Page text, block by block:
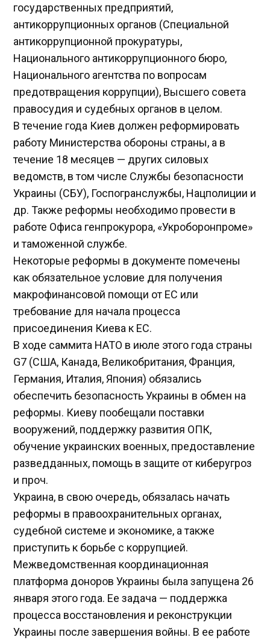
государственных предприятий,
антикоррупционных органов (Специальной
антикоррупционной прокуратуры,
Национального антикоррупционного бюро,
Национального агентства по вопросам
предотвращения коррупции), Высшего совета
правосудия и судебных органов в целом.
В течение года Киев должен реформировать
работу Министерства обороны страны, а в
течение 18 месяцев — других силовых
ведомств, в том числе Службы безопасности
Украины (СБУ), Госпогранслужбы, Нацполиции и
др. Также реформы необходимо провести в
работе Офиса генпрокурора, «Укроборонпроме»
и таможенной службе.
Некоторые реформы в документе помечены
как обязательное условие для получения
макрофинансовой помощи от ЕС или
требование для начала процесса
присоединения Киева к ЕС.
В ходе саммита НАТО в июле этого года страны
G7 (США, Канада, Великобритания, Франция,
Германия, Италия, Япония) обязались
обеспечить безопасность Украины в обмен на
реформы. Киеву пообещали поставки
вооружений, поддержку развития ОПК,
обучение украинских военных, предоставление
разведданных, помощь в защите от киберугроз
и проч.
Украина, в свою очередь, обязалась начать
реформы в правоохранительных органах,
судебной системе и экономике, а также
приступить к борьбе с коррупцией.
Межведомственная координационная
платформа доноров Украины была запущена 26
января этого года. Ее задача — поддержка
процесса восстановления и реконструкции
Украины после завершения войны. В ее работе